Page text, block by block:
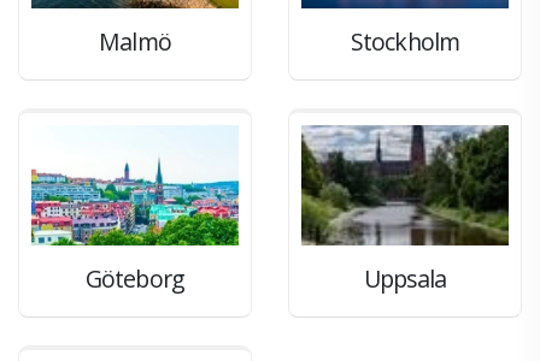
Malmö Stockholm
Göteborg Uppsala